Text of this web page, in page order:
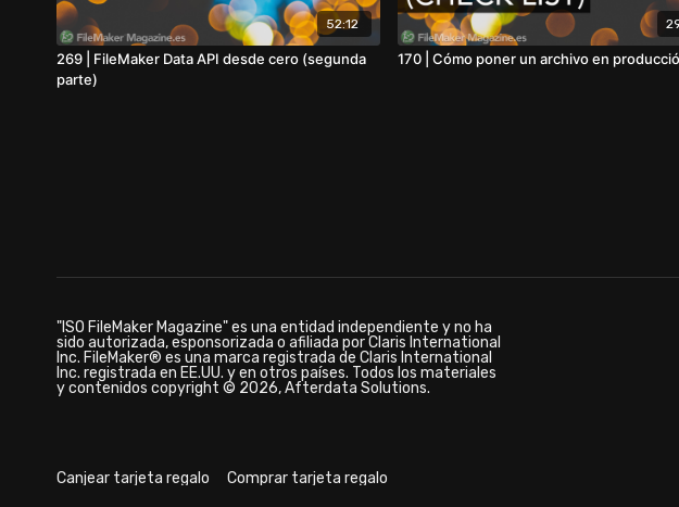
52:12
269 | FileMaker Data API desde cero (segunda
parte)
170 | Cómo poner un archivo en
"ISO FileMaker Magazine" es una entidad independiente y no ha
sido autorizada, esponsorizada o afiliada por Claris International
Inc. FileMaker® es una marca registrada de Claris International
Inc. registrada en EE.UU. y en otros países. Todos los materiales
y contenidos copyright © 2026, Afterdata Solutions.
Canjear tarjeta regalo Comprar tarjeta regalo